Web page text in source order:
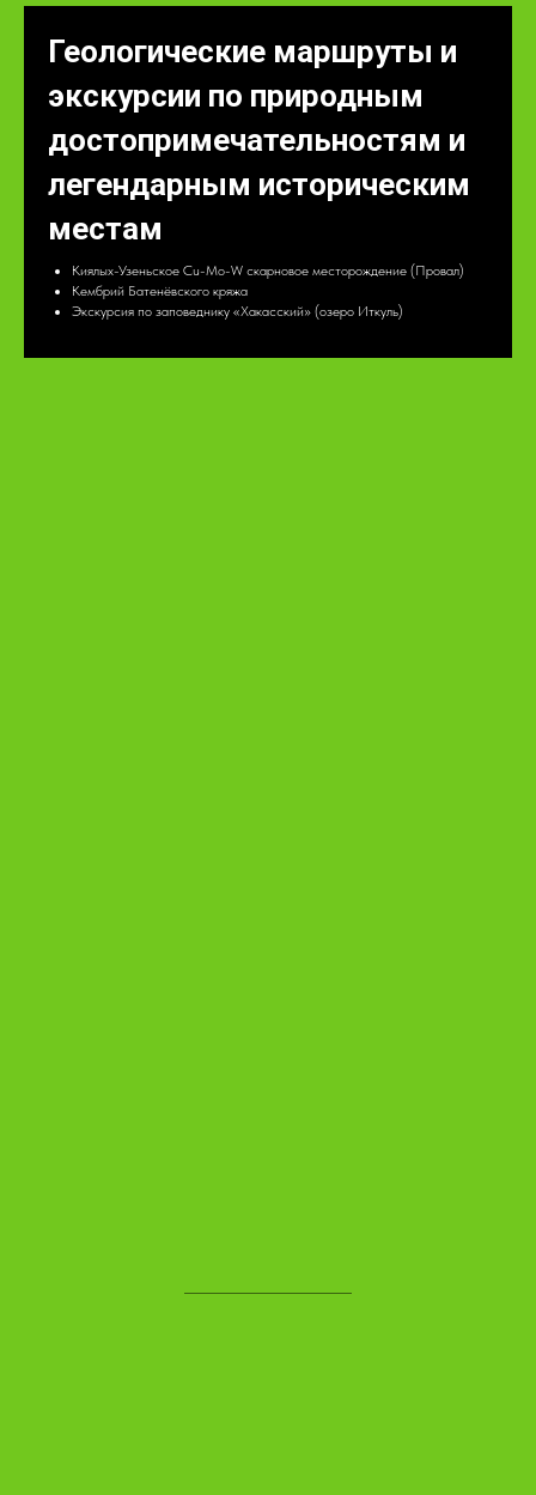
Геологические маршруты и
экскурсии по природным
достопримечательностям и
легендарным историческим
местам
Киялых-Узеньское Cu-Mo-W скарновое месторождение (Провал)
Кембрий Батенёвского кряжа
Экскурсия по заповеднику «Хакасский» (озеро Иткуль)